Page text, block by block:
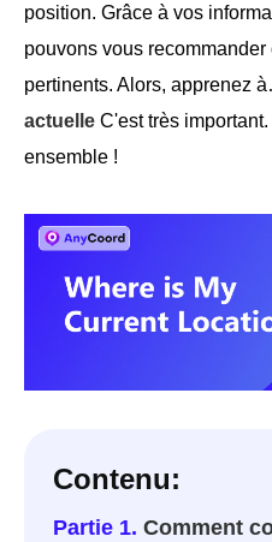
position. Grâce à vos
pouvons vous
pertinents. Alors, apprenez
actuelle C'est très
ensemble !
Contenu:
Partie 1. Comment